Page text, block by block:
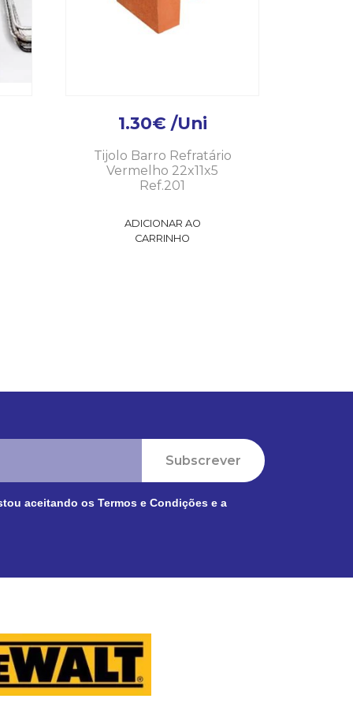
1.30€ /Uni
Tijolo Barro Refratário
Vermelho 22x11x5
Ref.201
ADICIONAR AO
CARRINHO
Subscrever
aceitando os Termos e Condições e a